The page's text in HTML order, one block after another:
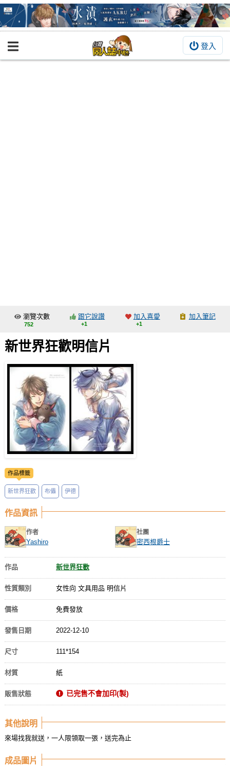
登入
BOOKY書集倉庫
交流中心
攤位轉讓區
會員中心
註冊會員
登入
瀏覽次數
752
跟它說讚
+1
加入喜愛
+1
加入筆記
新世界狂歡明信片
作品標籤
新世界狂歡 布儡 伊德
作品資訊
作者
Yashiro
社團
密西根爵士
作品 新世界狂歡
性質類別 女性向 文具用品 明信片
價格 免費發放
發售日期 2022-12-10
尺寸 111*154
材質 紙
販售狀態 已完售不會加印(製)
其他說明
來場找我就送，一人限領取一張，送完為止
成品圖片